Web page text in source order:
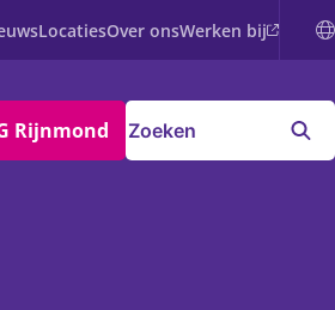
LocatiesOver onsWerken bij
Rijnmond